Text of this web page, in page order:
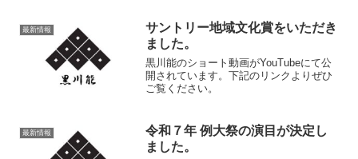
北」 下座尚、春日神社神前にて観能の
際は、春日...
最新情報
サントリー地域文化賞をいただき
ました。
黒川能のショート動画がYouTubeにて公
開されています。下記のリンクよりぜひ
ご覧ください。
最新情報
令和７年 例大祭の演目が決定し
ました。